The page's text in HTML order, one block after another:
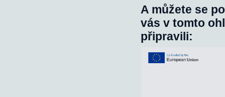
A můžete se
vás v tomto
připravili: